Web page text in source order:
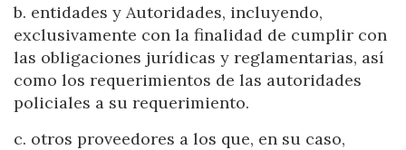
b. entidades y Autoridades, incluyendo,
exclusivamente con la finalidad de cumplir con
las obligaciones jurídicas y reglamentarias, así
como los requerimientos de las autoridades
policiales a su requerimiento.
c. otros proveedores a los que, en su caso,